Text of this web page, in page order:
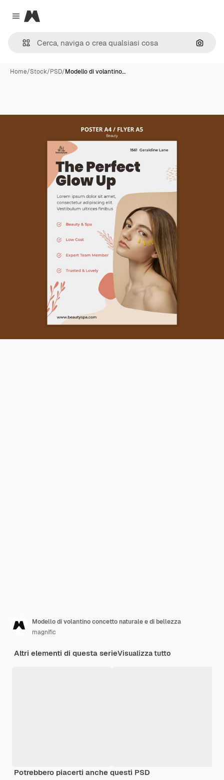
Close menu
Magnific
Cerca
Home/Stock/PSD/Modello di volantino…
Modello di volantino concetto naturale e di bellezza
magnific
Altri elementi di questa serieVisualizza tutto
Potrebbero piacerti anche questi PSD